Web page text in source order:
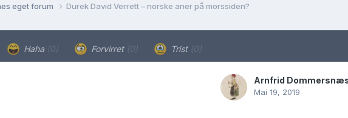
eget forum Durek David Verrett – norske aner på morssiden?
Haha (0) Forvirret (0) Trist (0)
Arnfrid
Mai 19, 2019